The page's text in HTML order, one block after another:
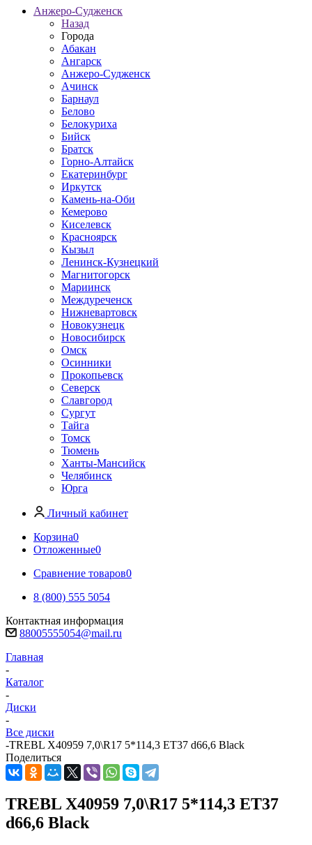
Анжеро-Судженск
Назад
Города
Абакан
Ангарск
Анжеро-Судженск
Ачинск
Барнаул
Белово
Белокуриха
Бийск
Братск
Горно-Алтайск
Екатеринбург
Иркутск
Камень-на-Оби
Кемерово
Киселевск
Красноярск
Кызыл
Ленинск-Кузнецкий
Магнитогорск
Мариинск
Междуреченск
Нижневартовск
Новокузнецк
Новосибирск
Омск
Осинники
Прокопьевск
Северск
Славгород
Сургут
Тайга
Томск
Тюмень
Ханты-Мансийск
Челябинск
Юрга
Личный кабинет
Корзина0
Отложенные0
Сравнение товаров0
8 (800) 555 5054
Контактная информация
88005555054@mail.ru
Главная
-
Каталог
-
Диски
-
Все диски
-TREBL X40959 7,0\R17 5*114,3 ET37 d66,6 Black
Поделиться
TREBL X40959 7,0\R17 5*114,3 ET37
d66,6 Black